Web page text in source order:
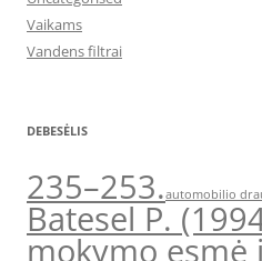
Vaikams
Vandens filtrai
DEBESĖLIS
235–253.automobilio
Batesel P.
mokymo esmė